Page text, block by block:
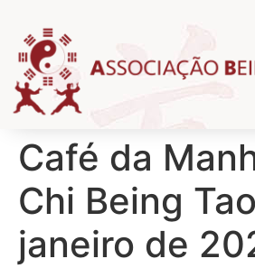
Café da
Chi Being
janeiro de